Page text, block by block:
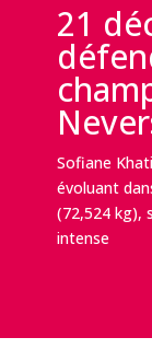
21
Sofiane
évoluant
(72,524 kg),
intense